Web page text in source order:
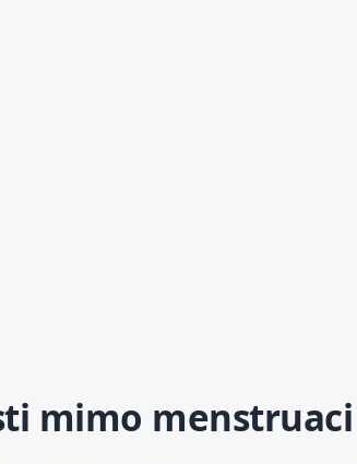
i mimo menstruaci